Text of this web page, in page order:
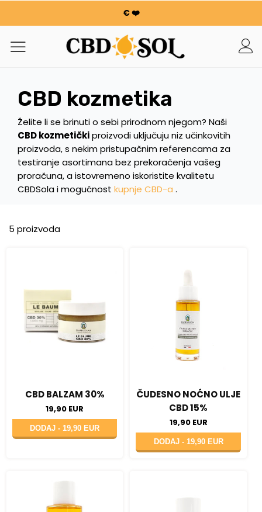
€ ❤️
WATERMELON CBD OD 0,30 €/g 🍉!
NARUDŽBE SE UDVOSTRUČUJU ✨
100 g cvijeća ili smole nudi se za svakih potrošenih 100
NARUDŽBE SE UDVOSTRUČUJU ✨
€ ❤️
CBD kozmetika
Želite li se brinuti o sebi prirodnom njegom? Naši
CBD kozmetičkiproizvodi uključuju niz učinkovitih
proizvoda, s nekim pristupačnim referencama za
testiranje asortimana bez prekoračenja vašeg
proračuna, a istovremeno iskoristite kvalitetu
CBDSola i mogućnost kupnje CBD-a .
5 proizvoda
CBD BALZAM 30%
19,90 EUR
DODAJ -19,90 EUR
ČUDESNO NOĆNO ULJE
CBD 15%
19,90 EUR
DODAJ - 19,90 EUR